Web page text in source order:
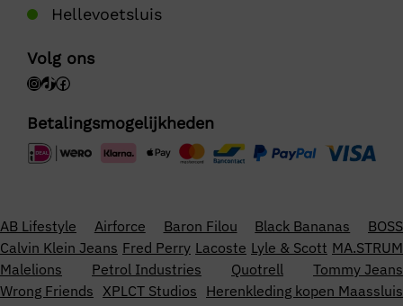
Hellevoetsluis
Volg ons
Betalingsmogelijkheden
AB Lifestyle Airforce Baron Filou Black Bananas
BOSS
Calvin Klein Jeans Fred Perry Lacoste Lyle & Scott MA.STRUM
Malelions
Petrol Industries Quotrell
Tommy Jeans
Wrong Friends XPLCT Studios Herenkleding kopen Maassluis